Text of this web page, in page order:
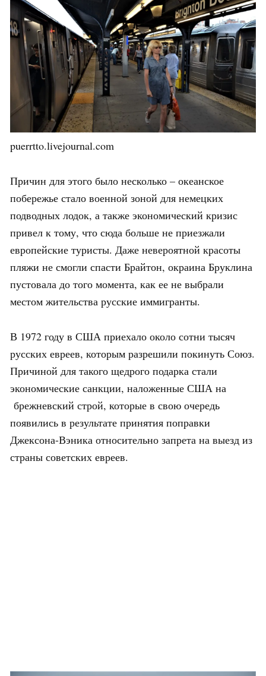
puerrtto.livejournal.com
Причин для этого было несколько – океанское
побережье стало военной зоной для немецких
подводных лодок, а также экономический кризис
привел к тому, что сюда больше не приезжали
европейские туристы. Даже невероятной красоты
пляжи не смогли спасти Брайтон, окраина Бруклина
пустовала до того момента, как ее не выбрали
местом жительства русские иммигранты.
В 1972 году в США приехало около сотни тысяч
русских евреев, которым разрешили покинуть Союз.
Причиной для такого щедрого подарка стали
экономические санкции, наложенные США на
брежневский строй, которые в свою очередь
появились в результате принятия поправки
Джексона-Вэника относительно запрета на выезд из
страны советских евреев.